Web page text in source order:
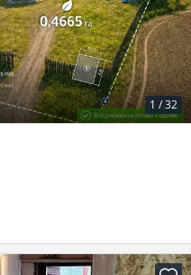
1 /32